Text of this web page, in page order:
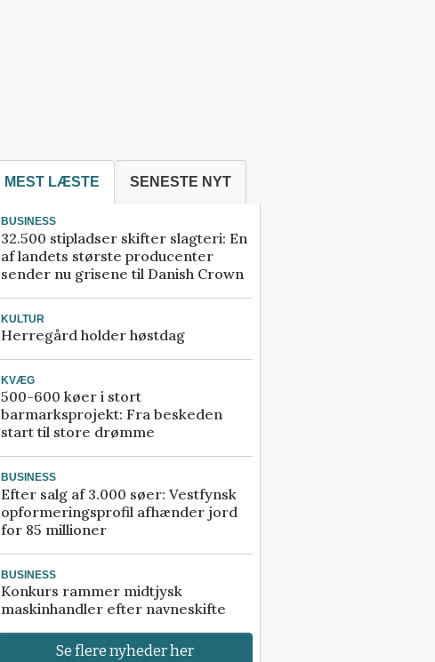
MEST LÆSTE SENESTE NYT
BUSINESS
32.500 stipladser skifter slagteri: En
af landets største producenter
sender nu grisene til Danish Crown
KULTUR
Herregård holder høstdag
KVÆG
500-600 køer i stort
barmarksprojekt: Fra beskeden
start til store drømme
BUSINESS
Efter salg af 3.000 søer: Vestfynsk
opformeringsprofil afhænder jord
for 85 millioner
BUSINESS
Konkurs rammer midtjysk
maskinhandler efter navneskifte
Se flere nyheder her